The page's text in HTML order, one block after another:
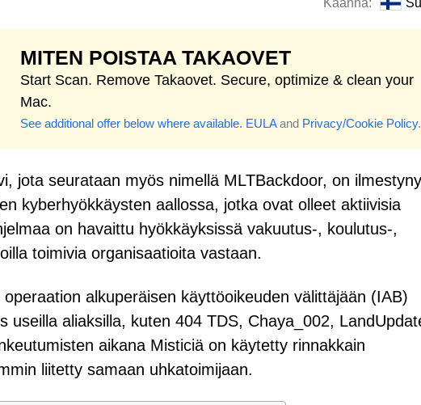
Käännä:
MITEN POISTAA TAKAOVET
Start Scan. Remove Takaovet. Secure, optimize & clean your
Mac.
See additional offer below where available. EULAand Privacy/Cookie Policy.
jota seurataan myös nimellä MLTBackdoor, on
kyberhyökkäysten aallossa, jotka ovat olleet aktiivisia
on havaittu hyökkäyksissä vakuutus-, koulutus-,
toimivia organisaatioita vastaan.
alkuperäisen käyttöoikeuden välittäjään (IAB)
useilla aliaksilla, kuten 404 TDS, Chaya_002,
aikana Misticiä on käytetty rinnakkain
liitetty samaan uhkatoimijaan.